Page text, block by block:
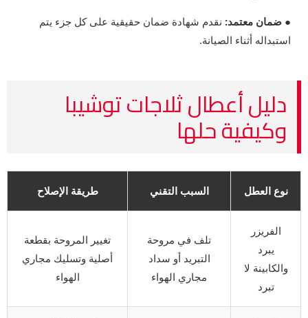
● ضمان معتمد: نقدم شهادة ضمان حقيقية على كل جزء يتم
استبداله أثناء الصيانة.
دليل أعطال ثلاجات توشيبا
وكيفية حلها
نوع العطل السبب التقني طريقة الإصلاح
الفريزر
يبرد
والكابينة لا
تبرد
تلف في مروحة
التبريد أو سداد
مجاري الهواء
تغيير المروحة بقطعة
أصلية وتسليك مجاري
الهواء